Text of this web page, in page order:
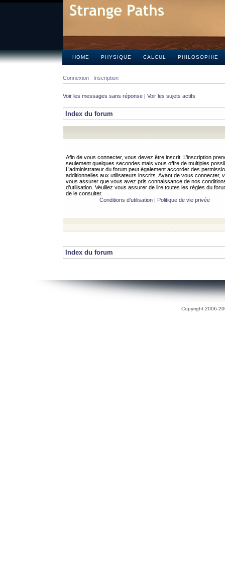
HOME PHYSIQUE CALCUL PHILOSOPHIE
Connexion Inscription
Voir les messages sans réponse | Voir les sujets actifs
Index du forum
Afin de vous connecter, vous devez être inscrit. L’inscription
seulement quelques secondes mais vous offre de multiples
L’administrateur du forum peut également accorder des
additionnelles aux utilisateurs inscrits. Avant de vous connecter,
vous assurer que vous avez pris connaissance de nos
d’utilisation. Veuillez vous assurer de lire toutes les règles du
de le consulter.
Conditions d’utilisation| Politique de vie privée
Index du forum
Copyright 2006-